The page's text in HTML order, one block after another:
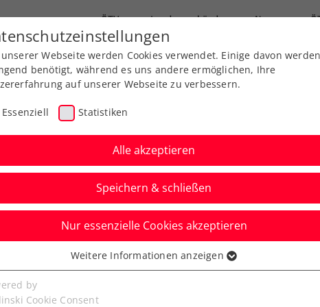
ÖTV Landesverbände News
Ausbildung Services Über uns
Freitag zieht Bilanz
2025
Webseite werden Cookies verwendet. Einige davon werden
benötigt, während es uns andere ermöglichen, Ihre
auf unserer Webseite zu verbessern.
Essenziell Statistiken
Alle akzeptieren
Speichern & schließen
Nur essenzielle Cookies akzeptieren
Cookies werden für grundlegende Funktionen der
benötigt. Dadurch ist gewährleistet, dass die Webseite
Weitere Informationen anzeigen
by
Cookie Consent